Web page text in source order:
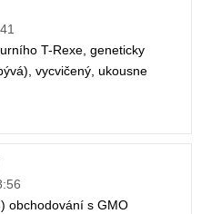
T-Rexe, geneticky
vycvičený, ukousne
obchodování s GMO